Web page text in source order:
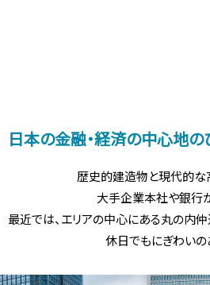
日本の金融・経済の中心地の
歴史的建造物と現代的な
大手企業本社や銀行
最近では、エリアの中心にある丸の内
休日でもにぎわいの